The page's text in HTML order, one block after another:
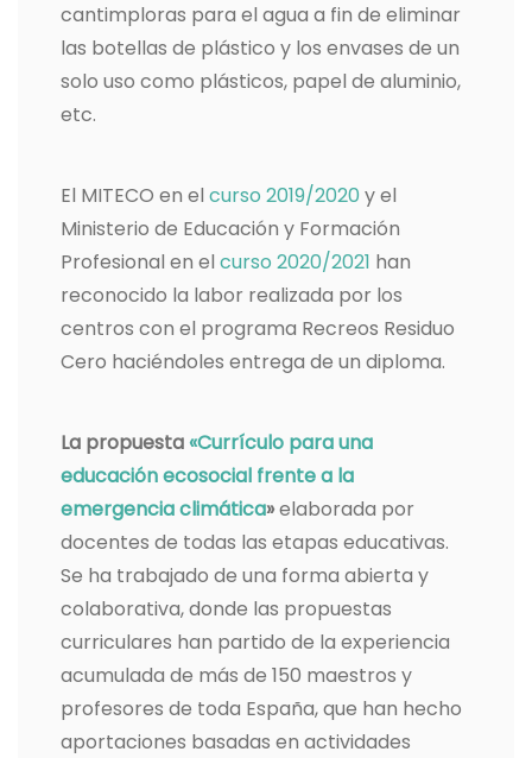
cantimploras para el agua a fin de eliminar
las botellas de plástico y los envases de un
solo uso como plásticos, papel de aluminio,
etc.
El MITECO en el curso 2019/2020 y el
Ministerio de Educación y Formación
Profesional en el curso 2020/2021 han
reconocido la labor realizada por los
centros con el programa Recreos Residuo
Cero haciéndoles entrega de un diploma.
La propuesta«Currículo para una
educación ecosocial frente a la
emergencia climática»elaborada por
docentes de todas las etapas educativas.
Se ha trabajado de una forma abierta y
colaborativa, donde las propuestas
curriculares han partido de la experiencia
acumulada de más de 150 maestros y
profesores de toda España, que han hecho
aportaciones basadas en actividades